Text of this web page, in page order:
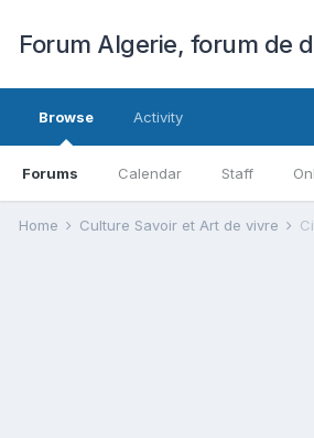
Forum Algerie, forum de
Browse
Forums Calendar Staff
Activity
Home Culture Savoir et Art de vivre